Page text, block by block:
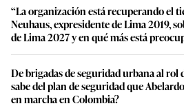
“La organización está recuperando el
Neuhaus, expresidente de Lima 2019,
de Lima 2027 y en qué más está
De brigadas de seguridad urbana al rol
sabe del plan de seguridad que
en marcha en Colombia?